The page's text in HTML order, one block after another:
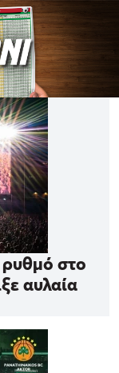
στο
αυλαία